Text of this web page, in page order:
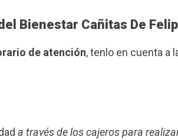
Bienestar Cañitas De
de atención, tenlo en cuenta a
a través de los cajeros para